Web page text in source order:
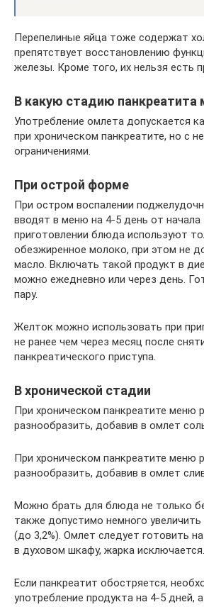
Перепелиные яйца тоже содержат
препятствует восстановлению
железы. Кроме того, их нельзя есть
В какую стадию панкреатита
Употребление омлета допускается
при хроническом панкреатите, но с
ограничениями.
При острой форме
При остром воспалении
вводят в меню на 4-5 день от начала
приготовлении блюда используют
обезжиренное молоко, при этом не
масло. Включать такой продукт в
можно ежедневно или через день.
пару.
Желток можно использовать при
не ранее чем через месяц после
панкреатического приступа.
В хронической стадии
При хроническом панкреатите меню
разнообразить, добавив в омлет
При хроническом панкреатите меню
разнообразить, добавив в омлет
Можно брать для блюда не только
также допустимо немного
(до 3,2%). Омлет следует готовить
в духовом шкафу, жарка исключается.
Если панкреатит обостряется,
употребление продукта на 4-5 дней,